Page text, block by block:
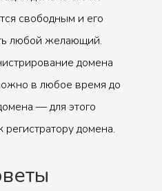
свободным и его
любой желающий.
домена
в любое время до
— для этого
домена.